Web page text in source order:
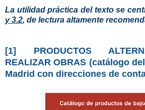
La utilidad práctica del texto se
y 3.2, de lectura altamente
[1] PRODUCTOS
REALIZAR OBRAS (catálogo
Madrid con direcciones de